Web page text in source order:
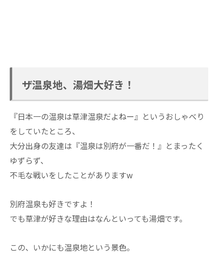
ザ温泉地、湯畑大好き！
『日本一の温泉は草津温泉だよねー』というおしゃべり
をしていたところ、
大分出身の友達は『温泉は別府が一番だ！』とまったく
ゆずらず、
不毛な戦いをしたことがありますw
別府温泉も好きですよ！
でも草津が好きな理由はなんといっても湯畑です。
この、いかにも温泉地という景色。